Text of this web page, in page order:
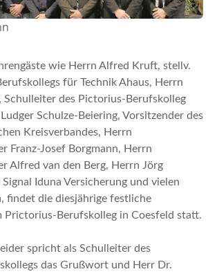
wie Herrn Alfred Kruft, stellv.
für Technik Ahaus, Herrn
Schulleiter des Pictorius-Berufskolleg
Schulze-Beiering, Vorsitzender des
Kreisverbandes, Herrn
Franz-Josef Borgmann, Herrn
Alfred van den Berg, Herrn Jörg
Iduna Versicherung und vielen
findet die diesjährige festliche
Prictorius-Berufskolleg in Coesfeld statt.
spricht als Schulleiter des
das Grußwort und Herr Dr.